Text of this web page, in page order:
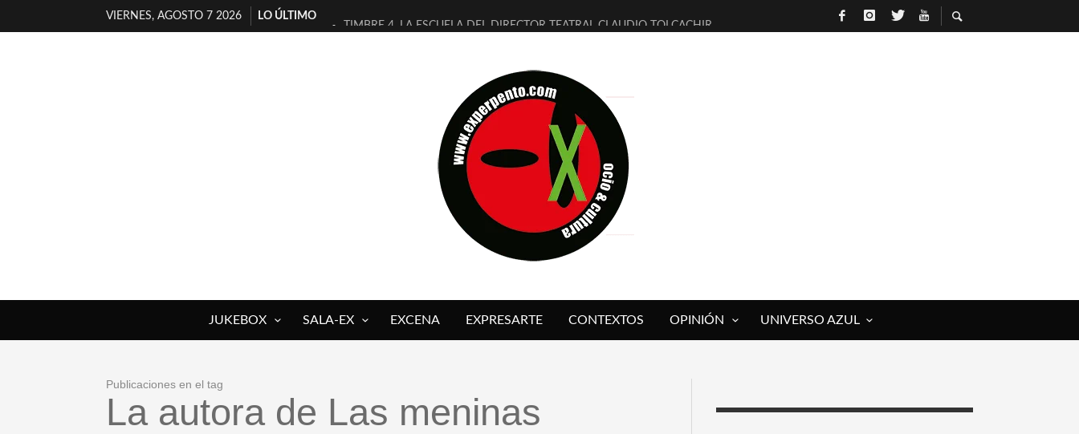
VIERNES, AGOSTO 7 2026
LO ÚLTIMO
TIMBRE 4, LA ESCUELA DEL DIRECTOR TEATRAL CLAUDIO TOLCACHIR
MILITARES JUDÍAS EN #EXVITA
D’BALDOMEROS REINVENTAN [BITÁCORA 3.0] EN EXVITA
MARSHALL FLASH PRESENTA EN EXVITA [RELATIVA SENCILLEZ]
JOFRE BARDAGÍ EN EXVITA INTERPRETANDO A SERRAT
YORCH PRESENTA [CURSO DE ARMONÍA PERSECUTORIA] EN EXVITA
MAGALÍ SARE NOS EXPLICA [DESCASADA]
«NO TENGO PUTOS SUEÑOS»
JUKEBOX SALA-EX EXCENA EXPRESARTE CONTEXTOS OPINIÓN UNIVERSO AZUL
Publicaciones en el tag
La autora de Las meninas